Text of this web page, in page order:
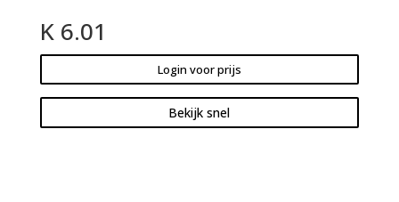
K 6.01
Login voor prijs
Bekijk snel